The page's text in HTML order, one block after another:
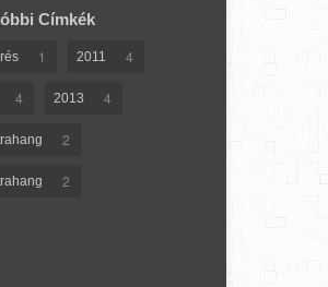
Címkék
1 2011 4
4 2013 4
2
2